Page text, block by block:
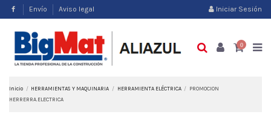
Envío Aviso legal Iniciar Sesión
0
Inicio HERRAMIENTAS Y MAQUINARIA HERRAMIENTA ELÉCTRICA
PROMOCION
HERRERRA.ELECTRICA